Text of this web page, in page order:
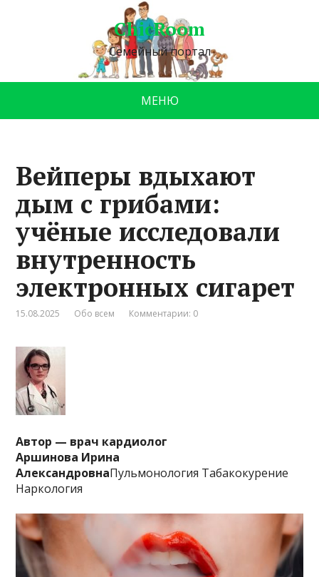
ChicRoom
Семейный портал
МЕНЮ
Вейперы вдыхают
дым с грибами:
учёные исследовали
внутренность
электронных сигарет
15.08.2025 Обо всем Комментарии: 0
Автор — врач кардиолог
Аршинова Ирина
АлександровнаПульмонология Табакокурение
Наркология